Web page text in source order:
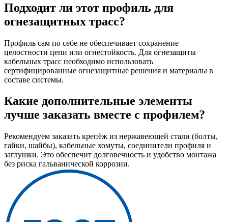
Подходит ли этот профиль для
огнезащитных трасс?
Профиль сам по себе не обеспечивает сохранение
целостности цепи или огнестойкость. Для огнезащиты
кабельных трасс необходимо использовать
сертифицированные огнезащитные решения и материалы в
составе системы.
Какие дополнительные элементы
лучше заказать вместе с профилем?
Рекомендуем заказать крепёж из нержавеющей стали (болты,
гайки, шайбы), кабельные хомуты, соединители профиля и
заглушки. Это обеспечит долговечность и удобство монтажа
без риска гальванической коррозии.